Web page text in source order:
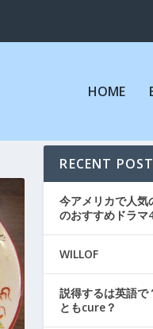
HOME
RECENT
今アメリカで人気
のおすすめドラマ
WILLOF
説得するは英語
ともcure？